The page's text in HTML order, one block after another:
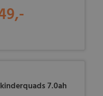
7.0ah